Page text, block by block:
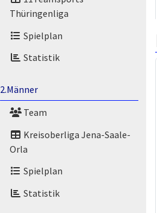
Thüringenliga
Spielplan
Statistik
2.Männer
Team
Kreisoberliga Jena-Saale-
Orla
Spielplan
Statistik